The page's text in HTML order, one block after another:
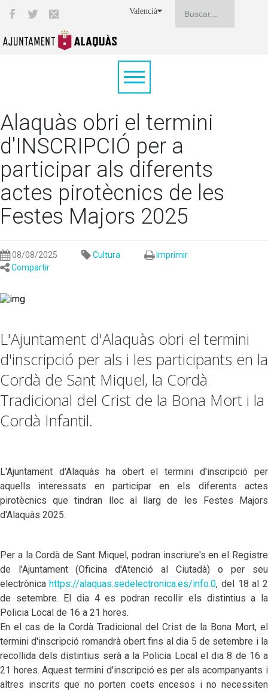
Valencià
Alaquàs obri el termini
d'INSCRIPCIÓ per a
participar als diferents
actes pirotècnics de les
Festes Majors 2025
08/08/2025 Cultura
Imprimir
Compartir
L'Ajuntament d'Alaquàs obri el termini
d'inscripció per als i les participants en la
Cordà de Sant Miquel, la Cordà
Tradicional del Crist de la Bona Mort i la
Cordà Infantil.
L'Ajuntament d'Alaquàs ha obert el termini d'inscripció per
aquells interessats en participar en els diferents actes
pirotècnics que tindran lloc al llarg de les Festes Majors
d'Alaquàs 2025.
Per a la Cordà de Sant Miquel, podran inscriure's en el Registre
de l'Ajuntament (Oficina d'Atenció al Ciutadà) o per seu
electrònica https://alaquas.sedelectronica.es/info.0, del 18 al 2
de setembre. El dia 4 es podran recollir els distintius a la
Policia Local de 16 a 21 hores.
En el cas de la Cordà Tradicional del Crist de la Bona Mort, el
termini d'inscripció romandrà obert fins al dia 5 de setembre i la
recollida dels distintius serà a la Policia Local el dia 8 de 16 a
21 hores. Aquest termini d'inscripció es per als acompanyants i
altres inscrits que no porten coets encesos i no necessiten